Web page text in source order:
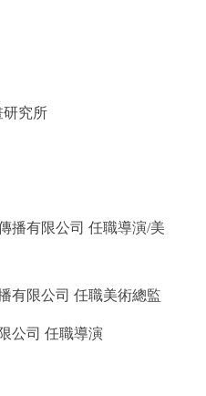
研究所
播有限公司 任職導演/美
有限公司 任職美術總監
公司 任職導演